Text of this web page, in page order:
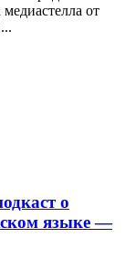
от
о
языке —